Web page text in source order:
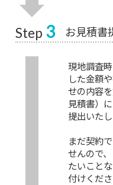
Step 3 お見積書
現地調査
した金額
せの内容
見積書）
提出いたし
まだ契約
せんので
たいこと
付けくださ